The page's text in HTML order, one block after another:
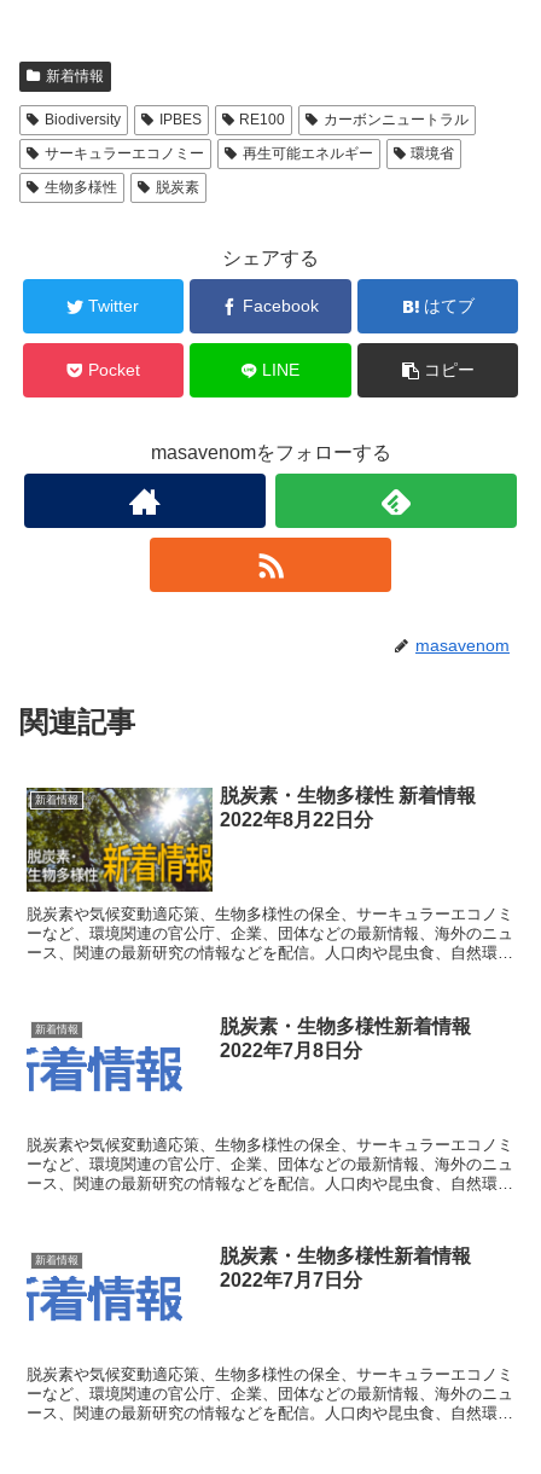
新着情報
Biodiversity IPBES RE100
カーボンニュートラル
サーキュラーエコノミー
再生可能エネルギー
環境省
生物多様性
脱炭素
シェアする
Twitter Facebook はてブ
Pocket LINE コピー
masavenomをフォローする
masavenom
関連記事
新着情報
脱炭素・生物多様性 新着情報
2022年8月22日分
脱炭素や気候変動適応策、生物多様性の保全、サーキュラーエコノミ
ーなど、環境関連の官公庁、企業、団体などの最新情報、海外のニュ
ース、関連の最新研究の情報などを配信。人口肉や昆虫食、自然環境
新着情報
脱炭素・生物多様性新着情報
2022年7月8日分
脱炭素や気候変動適応策、生物多様性の保全、サーキュラーエコノミ
ーなど、環境関連の官公庁、企業、団体などの最新情報、海外のニュ
ース、関連の最新研究の情報などを配信。人口肉や昆虫食、自然環境
新着情報
脱炭素・生物多様性新着情報
2022年7月7日分
脱炭素や気候変動適応策、生物多様性の保全、サーキュラーエコノミ
ーなど、環境関連の官公庁、企業、団体などの最新情報、海外のニュ
ース、関連の最新研究の情報などを配信。人口肉や昆虫食、自然環境